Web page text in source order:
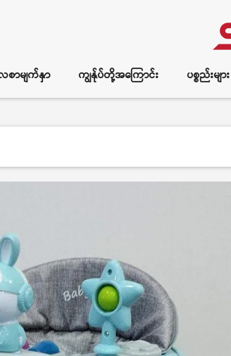
စာမျက်နှာ ကျွန်ုပ်တို့အကြောင်း ပစ္စည်းများ